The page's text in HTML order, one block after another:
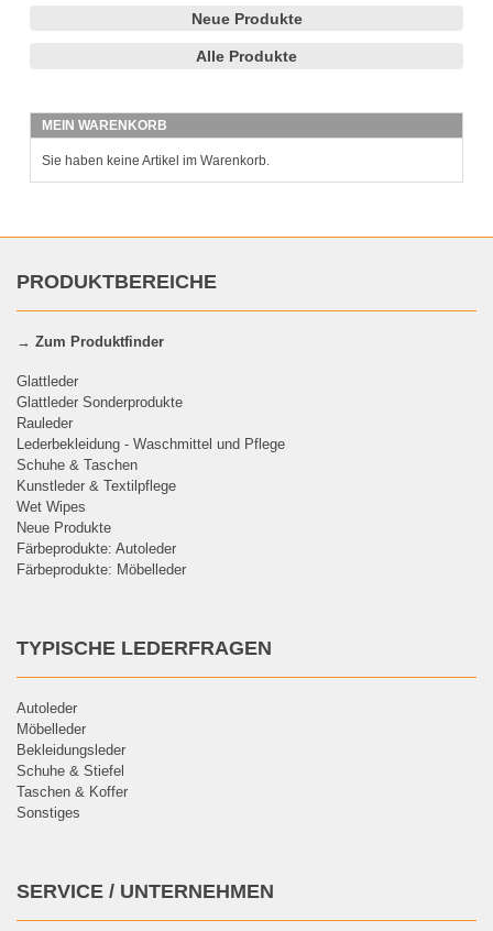
Neue Produkte
Alle Produkte
MEIN WARENKORB
Sie haben keine Artikel im Warenkorb.
PRODUKTBEREICHE
→ Zum Produktfinder
Glattleder
Glattleder Sonderprodukte
Rauleder
Lederbekleidung - Waschmittel und Pflege
Schuhe & Taschen
Kunstleder & Textilpflege
Wet Wipes
Neue Produkte
Färbeprodukte: Autoleder
Färbeprodukte: Möbelleder
TYPISCHE LEDERFRAGEN
Autoleder
Möbelleder
Bekleidungsleder
Schuhe & Stiefel
Taschen & Koffer
Sonstiges
SERVICE / UNTERNEHMEN